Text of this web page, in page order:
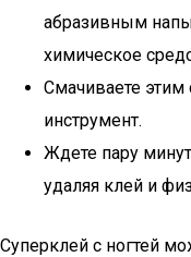
абразивным
химическое
Смачиваете этим
инструмент.
Ждете пару минут
удаляя клей и
Суперклей с ногтей